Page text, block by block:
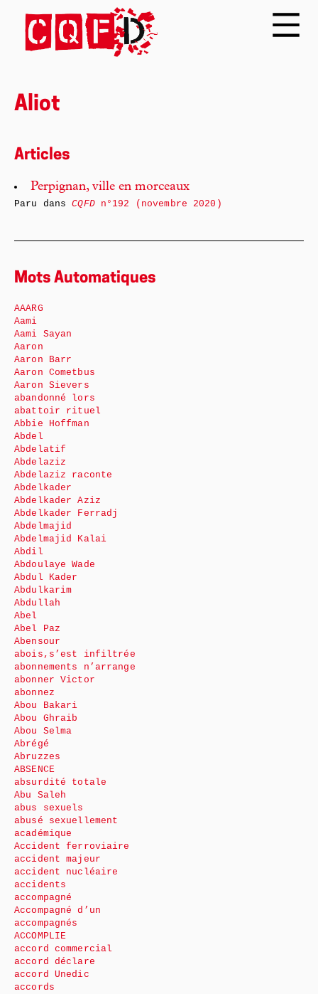
Aliot
Articles
Perpignan, ville en morceaux
Paru dansCQFDn°192 (novembre 2020)
Mots Automatiques
AAARG
Aami
Aami Sayan
Aaron
Aaron Barr
Aaron Cometbus
Aaron Sievers
abandonné lors
abattoir rituel
Abbie Hoffman
Abdel
Abdelatif
Abdelaziz
Abdelaziz raconte
Abdelkader
Abdelkader Aziz
Abdelkader Ferradj
Abdelmajid
Abdelmajid Kalai
Abdil
Abdoulaye Wade
Abdul Kader
Abdulkarim
Abdullah
Abel
Abel Paz
Abensour
abois,s’est infiltrée
abonnements n’arrange
abonner Victor
abonnez
Abou Bakari
Abou Ghraib
Abou Selma
Abrégé
Abruzzes
ABSENCE
absurdité totale
Abu Saleh
abus sexuels
abusé sexuellement
académique
Accident ferroviaire
accident majeur
accident nucléaire
accidents
accompagné
Accompagné d’un
accompagnés
ACCOMPLIE
accord commercial
accord déclare
accord Unedic
accords